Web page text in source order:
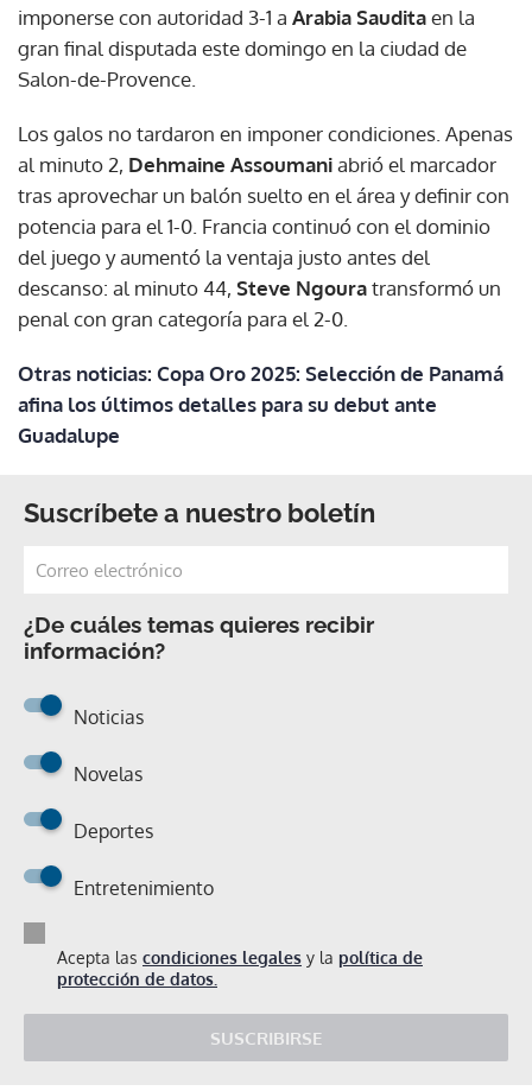
imponerse con autoridad 3-1 a Arabia Sauditaen la
gran final disputada este domingo en la ciudad de
Salon-de-Provence.
Los galos no tardaron en imponer condiciones. Apenas
al minuto 2, Dehmaine Assoumaniabrió el marcador
tras aprovechar un balón suelto en el área y definir con
potencia para el 1-0. Francia continuó con el dominio
del juego y aumentó la ventaja justo antes del
descanso: al minuto 44, Steve Ngouratransformó un
penal con gran categoría para el 2-0.
Otras noticias: Copa Oro 2025: Selección de Panamá
afina los últimos detalles para su debut ante
Guadalupe
Suscríbete a nuestro boletín
¿De cuáles temas quieres recibir
información?
Noticias
Novelas
Deportes
Entretenimiento
Acepta las condiciones legales y la política de
protección de datos.
SUSCRIBIRSE